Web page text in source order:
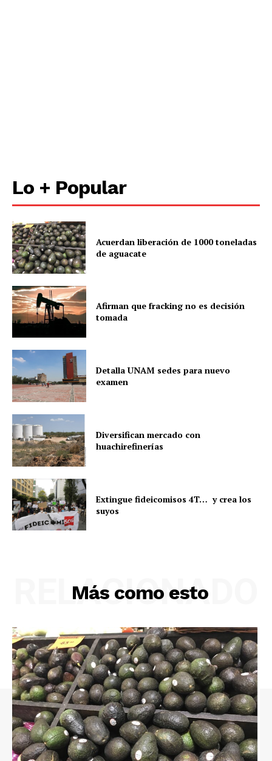
Lo + Popular
Acuerdan liberación de 1000 toneladas
de aguacate
Afirman que fracking no es decisión
tomada
Detalla UNAM sedes para nuevo
examen
Diversifican mercado con
huachirefinerías
Extingue fideicomisos 4T… y crea los
suyos
Más como esto
RELACIONADO